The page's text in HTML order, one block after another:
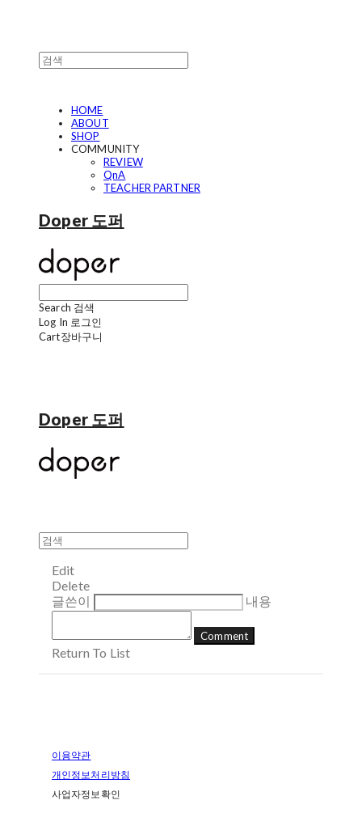
HOME
ABOUT
SHOP
COMMUNITY
REVIEW
QnA
TEACHER PARTNER
Doper 도퍼
Search 검색
Log In 로그인
Cart장바구니
Doper 도퍼
Edit
Delete
글쓴이
내용
Comment
Return To List
이용약관
개인정보처리방침
사업자정보확인